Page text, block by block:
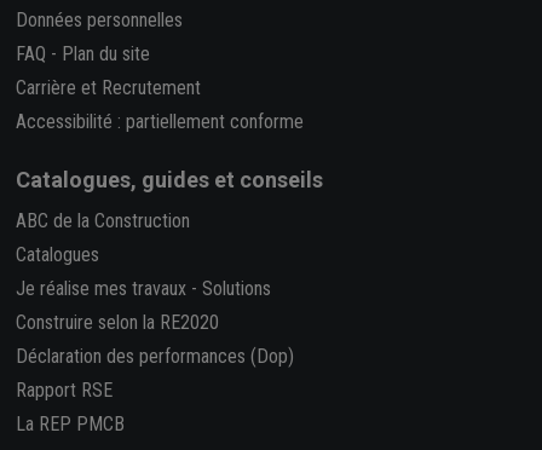
Données personnelles
FAQ - Plan du site
Carrière et Recrutement
Accessibilité : partiellement conforme
Catalogues, guides et conseils
ABC de la Construction
Catalogues
Je réalise mes travaux - Solutions
Construire selon la RE2020
Déclaration des performances (Dop)
Rapport RSE
La REP PMCB